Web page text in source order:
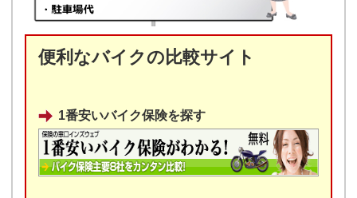
便利なバイクの比較サイト
1番安いバイク保険を探す